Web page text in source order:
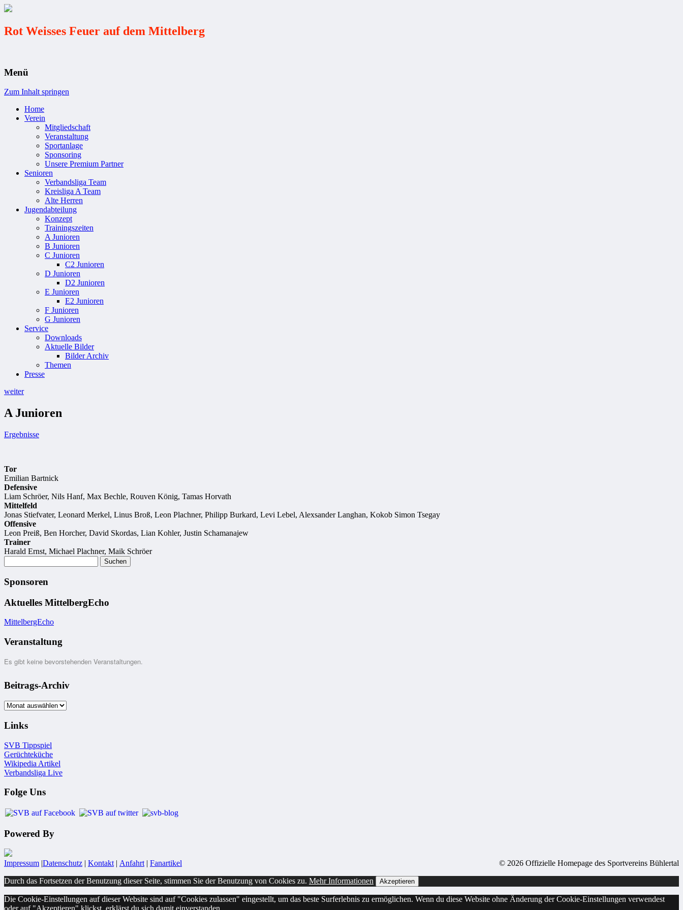
Rot Weisses Feuer auf dem Mittelberg
Menü
Zum Inhalt springen
Home
Verein
Mitgliedschaft
Veranstaltung
Sportanlage
Sponsoring
Unsere Premium Partner
Senioren
Verbandsliga Team
Kreisliga A Team
Alte Herren
Jugendabteilung
Konzept
Trainingszeiten
A Junioren
B Junioren
C Junioren
C2 Junioren
D Junioren
D2 Junioren
E Junioren
E2 Junioren
F Junioren
G Junioren
Service
Downloads
Aktuelle Bilder
Bilder Archiv
Themen
Presse
weiter
A Junioren
Ergebnisse
Tor
Emilian Bartnick
Defensive
Liam Schröer, Nils Hanf, Max Bechle, Rouven König, Tamas Horvath
Mittelfeld
Jonas Stiefvater, Leonard Merkel, Linus Broß, Leon Plachner, Philipp Burkard, Levi Lebel, Alexsander Langhan, Kokob Simon Tsegay
Offensive
Leon Preiß, Ben Horcher, David Skordas, Lian Kohler, Justin Schamanajew
Trainer
Harald Ernst, Michael Plachner, Maik Schröer
nach:
Sponsoren
Aktuelles MittelbergEcho
MittelbergEcho
Veranstaltung
Es gibt keine bevorstehenden Veranstaltungen.
Beitrags-Archiv
Beitrags-
Links
SVB Tippspiel
Gerüchteküche
Wikipedia Artikel
Verbandsliga Live
Folge Uns
Powered By
Impressum |Datenschutz | Kontakt| Anfahrt| Fanartikel © 2026 Offizielle Homepage des Sportvereins Bühlertal
Durch das Fortsetzen der Benutzung dieser Seite, stimmen Sie der Benutzung von Cookies zu. Mehr Informationen Akzeptieren
Die Cookie-Einstellungen auf dieser Website sind auf "Cookies zulassen" eingestellt, um das beste Surferlebnis zu ermöglichen. Wenn du diese Website ohne Änderung der Cookie-Einstellungen verwendest